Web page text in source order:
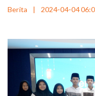
Berita | 2024-04-04